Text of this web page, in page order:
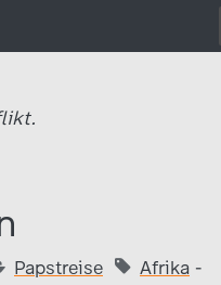
Papstreise Afrika -